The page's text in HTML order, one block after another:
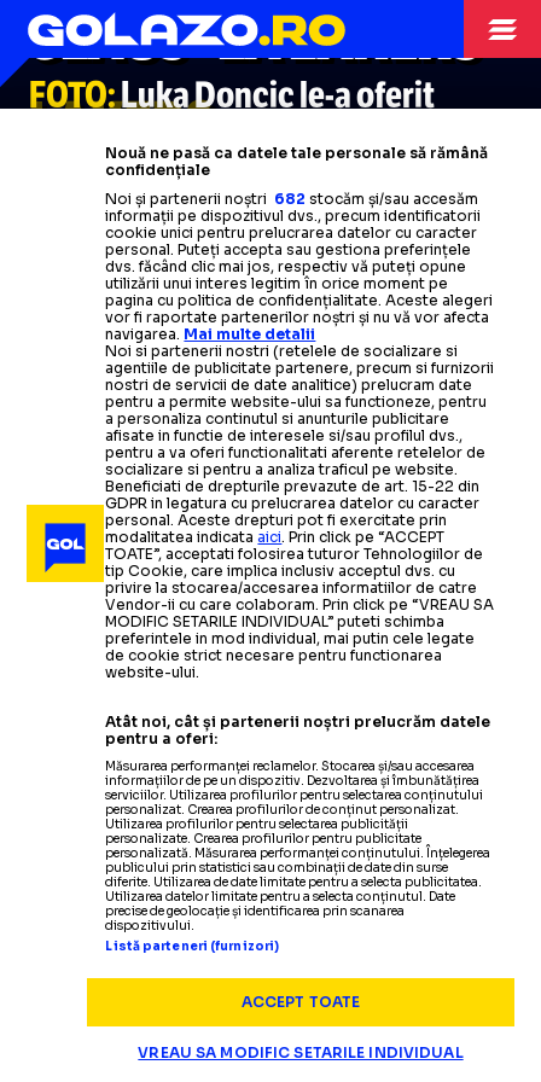
LAKERS
CLAUS” LA LAKERS
FOTO:Luka Doncicle-aoferit
colegilor și
staff-ului
câte un
cadou special.
Cât a costat
+
Reacția jucătorilor: „O nebunie”
Citește mai mult
Termeni și condiții
Politica de confidențialitate
Modifică Setările
Contact
Nouă ne pasă ca datele tale personale să rămână
confidențiale
Noi și partenerii noștri 682 stocăm și/sau accesăm
informații pe dispozitivul dvs., precum identificatorii
cookie unici pentru prelucrarea datelor cu caracter
personal. Puteți accepta sau gestiona preferințele
dvs. făcând clic mai jos, respectiv vă puteți opune
utilizării unui interes legitim în orice moment pe
pagina cu politica de confidențialitate. Aceste alegeri
vor fi raportate partenerilor noștri și nu vă vor afecta
navigarea. Mai multe detalii
Noi si partenerii nostri (retelele de socializare si
agentiile de publicitate partenere, precum si furnizorii
nostri de servicii de date analitice) prelucram date
pentru a permite website-ului sa functioneze, pentru
a personaliza continutul si anunturile publicitare
afisate in functie de interesele si/sau profilul dvs.,
pentru a va oferi functionalitati aferente retelelor de
socializare si pentru a analiza traficul pe website.
Beneficiati de drepturile prevazute de art. 15-22 din
GDPR in legatura cu prelucrarea datelor cu caracter
personal. Aceste drepturi pot fi exercitate prin
modalitatea indicataaici . Prin click pe “ACCEPT
TOATE”, acceptati folosirea tuturor Tehnologiilor de
tip Cookie, care implica inclusiv acceptul dvs. cu
privire la stocarea/accesarea informatiilor de catre
Vendor-ii cu care colaboram. Prin click pe “VREAU SA
MODIFIC SETARILE INDIVIDUAL” puteti schimba
preferintele in mod individual, mai putin cele legate
de cookie strict necesare pentru functionarea
website-ului.
Atât noi, cât și partenerii noștri prelucrăm datele
pentru a oferi:
Măsurarea performanței reclamelor. Stocarea și/sau accesarea
informațiilor de pe un dispozitiv. Dezvoltarea și îmbunătățirea
serviciilor. Utilizarea profilurilor pentru selectarea conținutului
personalizat. Crearea profilurilor de conținut personalizat.
Utilizarea profilurilor pentru selectarea publicității
personalizate. Crearea profilurilor pentru publicitate
personalizată. Măsurarea performanței conținutului. Înțelegerea
publicului prin statistici sau combinații de date din surse
diferite. Utilizarea de date limitate pentru a selecta publicitatea.
Utilizarea datelor limitate pentru a selecta conținutul. Date
precise de geolocație și identificarea prin scanarea
dispozitivului.
Listă parteneri (furnizori)
ACCEPT TOATE
VREAU SA MODIFIC SETARILE INDIVIDUAL